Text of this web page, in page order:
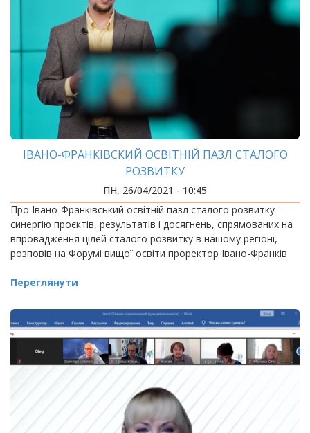
ІВАНО-ФРАНКІВСКИЙ ОСВІТНІЙ ПАЗЛ СТАЛОГО
РОЗВИТКУ
ПН, 26/04/2021 - 10:45
Про Івано-Франківський освітній пазл сталого розвитку -
синергію проєктів, результатів і досягнень, спрямованих на
впровадження цілей сталого розвитку в нашому регіоні,
розповів на Форумі вищої освіти проректор Івано-Франків
Переглянути